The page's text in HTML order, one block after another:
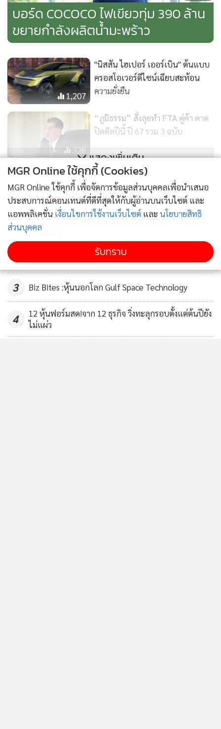
บอร์ด COCOCO ไฟเขียวทุ่ม 390 ล้าน
ขยายกำลังผลิตน้ำมะพร้าว
1,207
"นิสสัน ไฮเปอร์ เออร์เบิน" ต้นแบบ
ครอสโอเวอร์ดีไซน์เฉียบสะท้อน
ความยั่งยืน
328
“ภูมิธรรม” สั่งลุยทำ FTA คู่ค้า คาด
ปิดดีลปีนี้ ปี 67 รวม 3 ฉบับ
726
เตรียมพบกับคอนเสิร์ตของวงร็อคระ
ดับตำนาน The Olarn Project &
หิน เหล็ก ไฟ ครั้งแรกการ Live in
Khao Yai
แสดงเพิ่มเติม
ข่าวในหมวดล่าสุด
1
แรนต์ 2:1
2
3 Biz Bites :หุ้นนอกโลก Gulf Space Technology
4
12 หุ้นฟอร์มสด!จาก 12 ธุรกิจ วิ่งทะลุกรอบตั้งแต่ต้นปียัง
ไม่แผ่ว
MGR Online ใช้คุกกี้ (Cookies)
MGR Online ใช้คุกกี้ เพื่อจัดการข้อมูลส่วนบุคคลเพื่อนำเสนอ
ประสบการณ์คอนเทนต์ที่ดีที่สุดให้กับผู้อ่านบนเว็บไซต์ และ
แอพพลิเคชั่น เงื่อนไขการใช้งานเว็บไซต์ และ นโยบายสิทธิ
ส่วนบุคคล
รับทราบ